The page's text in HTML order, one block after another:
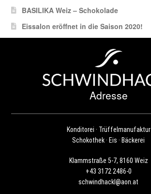
BASILIKA Weiz – Schokolade
Eissalon eröffnet in die Saison 2020!
Adresse
Konditorei · Trüffelmanufaktur
Schokothek · Eis · Bäckerei
Klammstraße 5-7, 8160 Weiz
+43 3172 2486-0
schwindhackl@aon.at